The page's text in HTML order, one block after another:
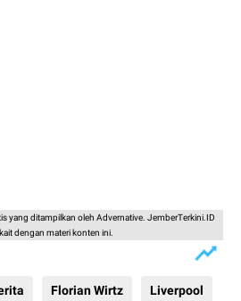
yang ditampilkan oleh Advernative. JemberTerkini.ID
dengan materi konten ini.
Florian Wirtz Liverpool